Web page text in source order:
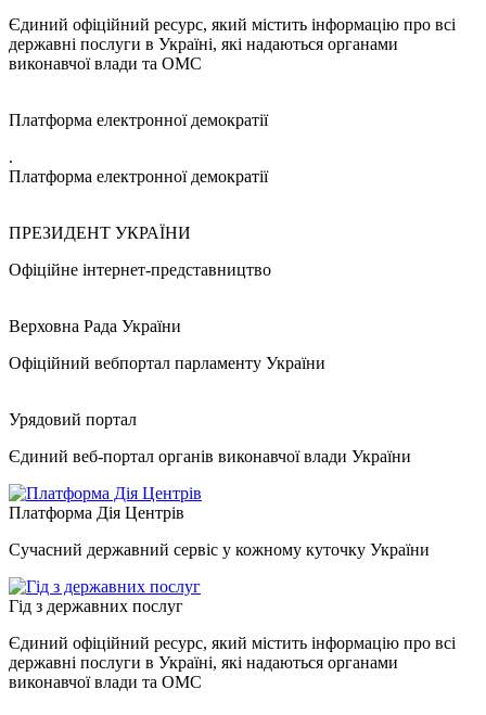
Єдиний офіційний ресурс, який містить інформацію про всі
державні послуги в Україні, які надаються органами
виконавчої влади та ОМС
Платформа електронної демократії
.
Платформа електронної демократії
ПРЕЗИДЕНТ УКРАЇНИ
Офіційне інтернет-представництво
Верховна Рада України
Офіційний вебпортал парламенту України
Урядовий портал
Єдиний веб-портал органів виконавчої влади України
Платформа Дія Центрів
Сучасний державний сервіс у кожному куточку України
Гід з державних послуг
Єдиний офіційний ресурс, який містить інформацію про всі
державні послуги в Україні, які надаються органами
виконавчої влади та ОМС